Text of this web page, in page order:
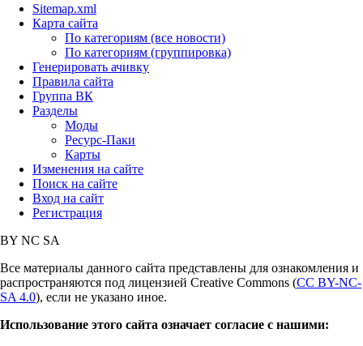
Sitemap.xml
Карта сайта
По категориям (все новости)
По категориям (группировка)
Генерировать ачивку
Правила сайта
Группа ВК
Разделы
Моды
Ресурс-Паки
Карты
Изменения на сайте
Поиск на сайте
Вход на сайт
Регистрация
BY NC SA
Все материалы данного сайта представлены для ознакомления и
распространяются под лицензией Creative Commons (CC BY-NC-
SA 4.0), если не указано иное.
Использование этого сайта означает согласие с нашими: